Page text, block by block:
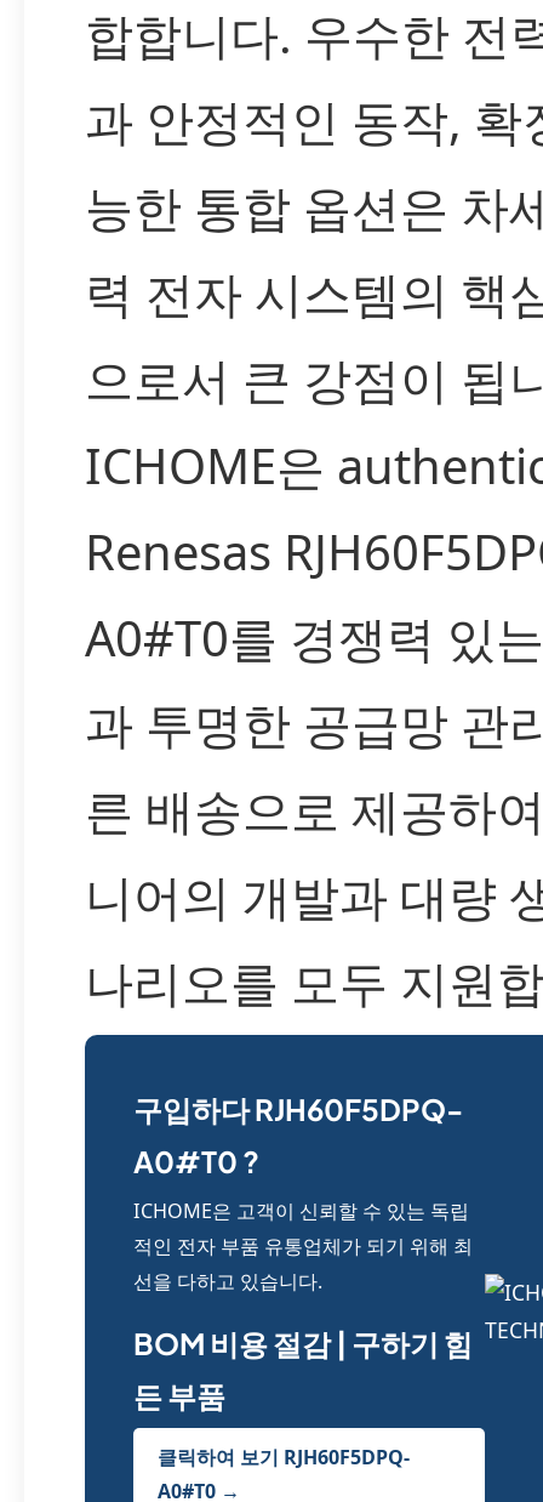
합합니다. 우수한 전
과 안정적인 동작, 확
능한 통합 옵션은 차
력 전자 시스템의 핵
으로서 큰 강점이 됩
ICHOME은
Renesas
A0#T0를 경쟁력 있
과 투명한 공급망 관
른 배송으로 제공하
니어의 개발과 대량
나리오를 모두 지원
구입하다 RJH60F5DPQ-
A0#T0 ?
ICHOME은 고객이 신뢰할 수 있는 독립
적인 전자 부품 유통업체가 되기 위해 최
선을 다하고 있습니다.
BOM 비용 절감 | 구하기 힘
든 부품
클릭하여 보기 RJH60F5DPQ-
A0#T0 →